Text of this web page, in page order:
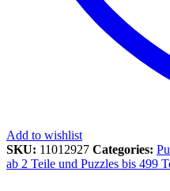
Add to wishlist
SKU: 11012927 Categories:
ab 2 Teile und Puzzles bis 499